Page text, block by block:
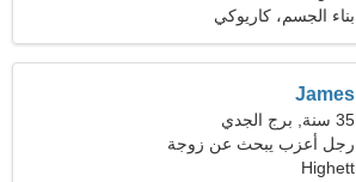
بناء الجسم، كاريوكي
James
35 سنة, برج الجدي
رجل أعزب يبحث عن زوجة
Highett